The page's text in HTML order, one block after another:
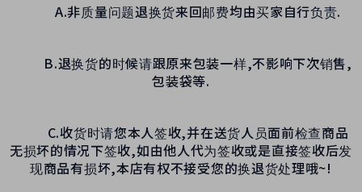
A.非质量问题退换货来回邮费均由买家自行负责.
B.退换货的时候请跟原来包装一样,不影响下次销售,
包装袋等.
C.收货时请您本人签收,并在送货人员面前检查商品
无损坏的情况下签收,如由他人代为签收或是直接签收后发
现商品有损坏,本店有权不接受您的换退货处理哦~!